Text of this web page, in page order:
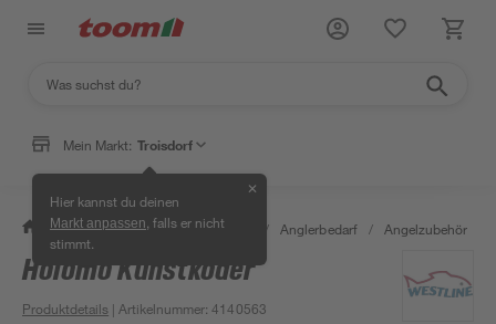
Mein Markt: Troisdorf
Hier kannst du deinen
Markt anpassen , falls er nicht
stimmt.
✕
/ Garten & Freizeit / Tierbedarf / Anglerbedarf / Angelzubehör
Holomo Kunstköder
Produktdetails | Artikelnummer:4140563